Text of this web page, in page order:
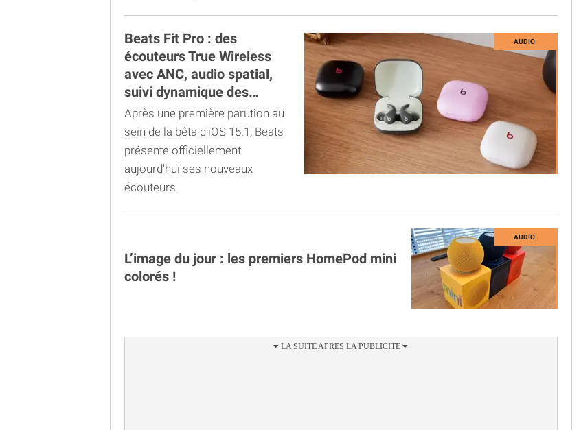
Beats Fit Pro : des
écouteurs True Wireless
avec ANC, audio spatial,
suivi dynamique des
mouvements de la tête et
Adaptive EQ à 199$
Après une première parution au
sein de la bêta d'iOS 15.1, Beats
présente officiellement
aujourd'hui ses nouveaux
écouteurs.
L’image du jour : les premiers HomePod mini
colorés !